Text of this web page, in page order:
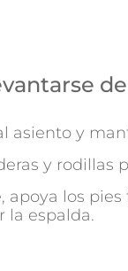
asiento y
y rodillas
apoya los
la espalda.